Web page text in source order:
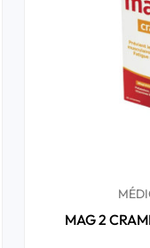
MAG 2